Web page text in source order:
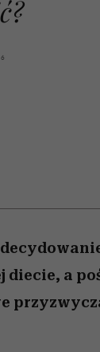
diecie, a